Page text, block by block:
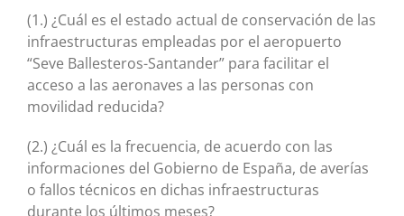
(1.) ¿Cuál es el estado actual de conservación de las
infraestructuras empleadas por el aeropuerto
“Seve Ballesteros-Santander” para facilitar el
acceso a las aeronaves a las personas con
movilidad reducida?
(2.) ¿Cuál es la frecuencia, de acuerdo con las
informaciones del Gobierno de España, de averías
o fallos técnicos en dichas infraestructuras
durante los últimos meses?